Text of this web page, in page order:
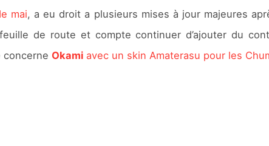
mai, a eu droit a plusieurs mises à jour majeures
de route et compte continuer d’ajouter du
concerne Okamiavec un skin Amaterasu pour les